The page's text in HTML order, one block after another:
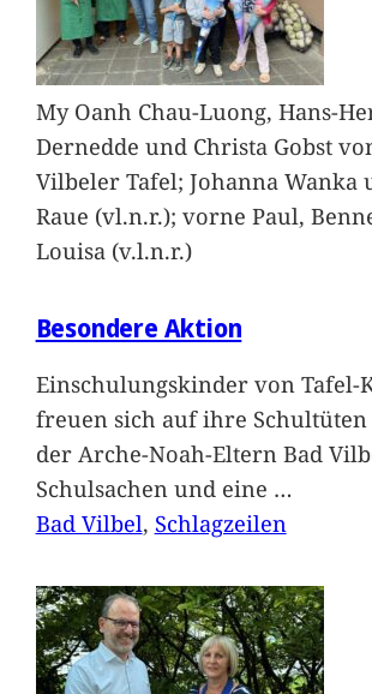
My Oanh Chau-Luong, Hans-
Dernedde und Christa Gobst
Vilbeler Tafel; Johanna Wanka
Raue (vl.n.r.); vorne Paul,
Louisa (v.l.n.r.)
Besondere Aktion
Einschulungskinder von Tafel-
freuen sich auf ihre Schultüten
der Arche-Noah-Eltern Bad
Schulsachen und eine …
Bad Vilbel, Schlagzeilen